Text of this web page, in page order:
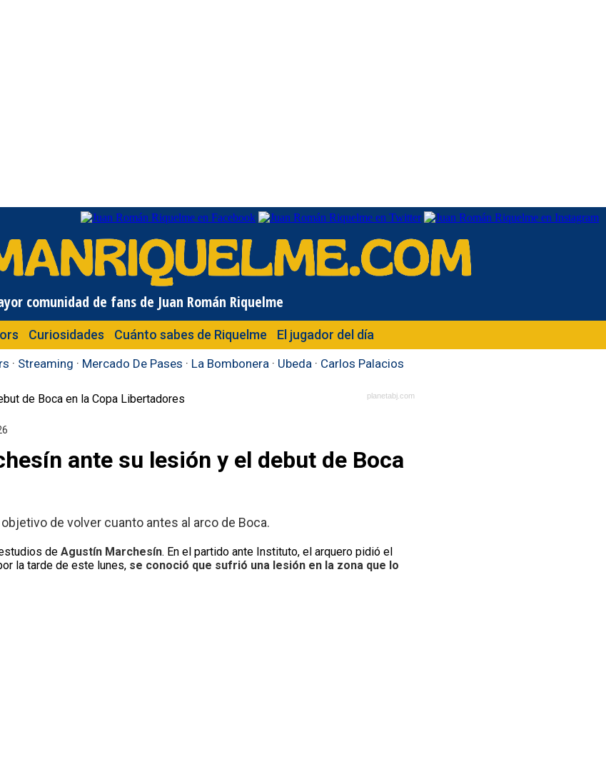
comunidad de fans de Juan Román Riquelme
Curiosidades Cuánto sabes de Riquelme El jugador del día
· Streaming · Mercado De Pases · La Bombonera · Ubeda · Carlos Palacios
planetabj.com
ante su lesión y el debut de Boca
de volver cuanto antes al arco de Boca.
de Agustín Marchesín. En el partido ante Instituto, el arquero pidió el
la tarde de este lunes, se conoció que sufrió una lesión en la zona que lo